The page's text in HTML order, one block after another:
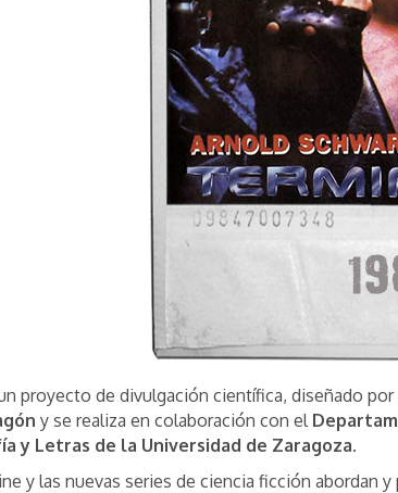
proyecto de divulgación científica, diseñado por
y se realiza en colaboración con el
y Letras de la Universidad de Zaragoza.
y las nuevas series de ciencia ficción